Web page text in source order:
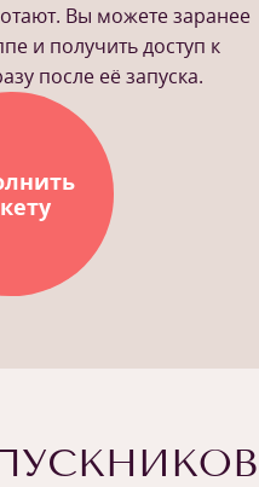
Вы можете заранее
и получить доступ к
после её запуска.